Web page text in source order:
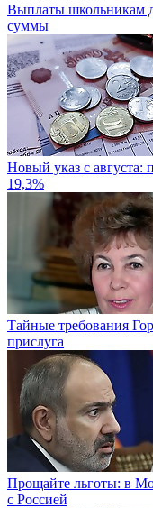
Выплаты школьникам
суммы
Новый указ с
19,3%
Тайные требования
прислуга
Прощайте льготы: в
с Россией